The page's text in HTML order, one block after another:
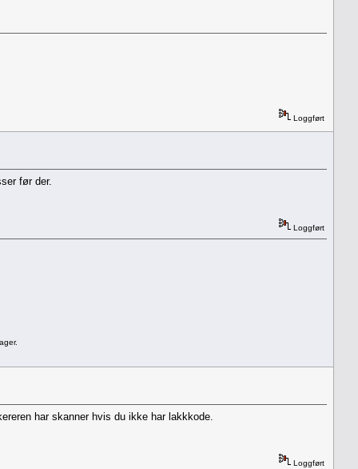
Loggført
før der.
Loggført
har skanner hvis du ikke har lakkkode.
Loggført